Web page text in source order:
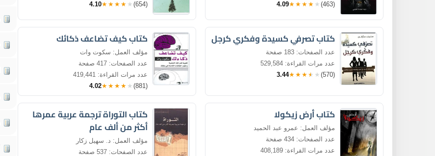
4.09★★★★★ (463)
4.10★★★★★ (654)
كتاب تصرفي كسيدة وفكري كرجل
عدد الصفحات: 183 صفحة
عدد مرات القراءة: 529,584
3.44★★★★★ (570)
كتاب كيف تضاعف ذكائك
مؤلف العمل: سكوت وات
عدد الصفحات: 417 صفحة
عدد مرات القراءة: 419,441
4.02★★★★★ (881)
كتاب أرض زيكولا
مؤلف العمل: عمرو عبد الحميد
عدد الصفحات: 434 صفحة
عدد مرات القراءة: 408,189
كتاب التوراة ترجمة عربية عمرها
أكثر من ألف عام
مؤلف العمل: د. سهيل زكار
عدد الصفحات: 537 صفحة